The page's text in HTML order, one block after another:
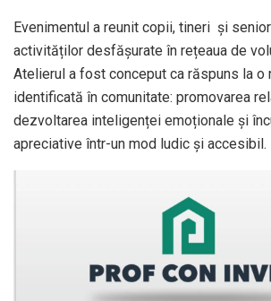
Evenimentul a reunit copii, tineri și
activităților desfășurate în rețeaua de
Atelierul a fost conceput ca răspuns la o
identificată în comunitate: promovarea
dezvoltarea inteligenței emoționale și
apreciative într-un mod ludic și accesibil.